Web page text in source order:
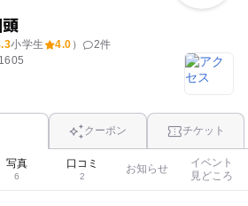
小学生 4.0 ） 2件
クーポン チケット
写真
6
口コミ
2
お知らせ
イベント
見どころ